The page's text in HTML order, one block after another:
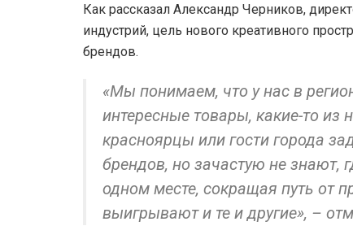
Как рассказал Александр Черников,
индустрий, цель нового креативного
брендов.
«Мы понимаем, что у нас в
интересные товары, какие-то
красноярцы или гости города
брендов, но зачастую не знают,
одном месте, сокращая путь от
выигрывают и те и другие», –